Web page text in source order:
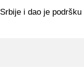
i dao je podršku